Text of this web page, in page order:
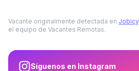
Vacante originalmente detectada en Jobicy
el equipo de Vacantes Remotas.
Síguenos en Instagram